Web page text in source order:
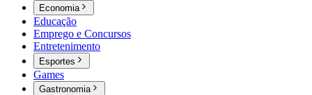
Economia
Educação
Emprego e Concursos
Entretenimento
Esportes
Games
Gastronomia